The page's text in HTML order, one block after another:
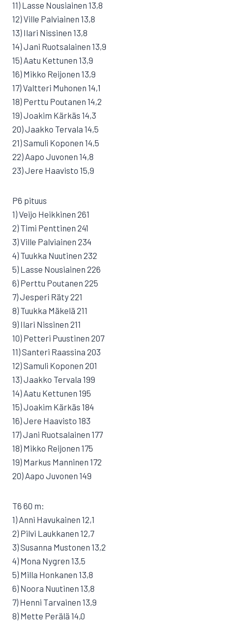
11) Lasse Nousiainen 13,8
12) Ville Palviainen 13,8
13) Ilari Nissinen 13,8
14) Jani Ruotsalainen 13,9
15) Aatu Kettunen 13,9
16) Mikko Reijonen 13,9
17) Valtteri Muhonen 14,1
18) Perttu Poutanen 14,2
19) Joakim Kärkäs 14,3
20) Jaakko Tervala 14,5
21) Samuli Koponen 14,5
22) Aapo Juvonen 14,8
23) Jere Haavisto 15,9
P6 pituus
1) Veijo Heikkinen 261
2) Timi Penttinen 241
3) Ville Palviainen 234
4) Tuukka Nuutinen 232
5) Lasse Nousiainen 226
6) Perttu Poutanen 225
7) Jesperi Räty 221
8) Tuukka Mäkelä 211
9) Ilari Nissinen 211
10) Petteri Puustinen 207
11) Santeri Raassina 203
12) Samuli Koponen 201
13) Jaakko Tervala 199
14) Aatu Kettunen 195
15) Joakim Kärkäs 184
16) Jere Haavisto 183
17) Jani Ruotsalainen 177
18) Mikko Reijonen 175
19) Markus Manninen 172
20) Aapo Juvonen 149
T6 60 m:
1) Anni Havukainen 12,1
2) Pilvi Laukkanen 12,7
3) Susanna Mustonen 13,2
4) Mona Nygren 13,5
5) Milla Honkanen 13,8
6) Noora Nuutinen 13,8
7) Henni Tarvainen 13,9
8) Mette Perälä 14,0